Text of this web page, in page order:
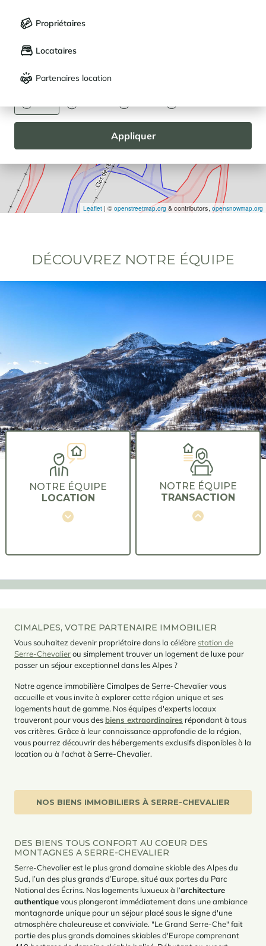
Français
DEVISE
Appliquer
Propriétaires
Locataires
Partenaires location
Leaflet | © openstreetmap.org & contributors, opensnowmap.org
DÉCOUVREZ NOTRE ÉQUIPE
NOTRE ÉQUIPE
LOCATION
NOTRE ÉQUIPE
TRANSACTION
CIMALPES, VOTRE PARTENAIRE IMMOBILIER
Vous souhaitez devenir propriétaire dans la célébre station de
Serre-Chevalierou simplement trouver un logement de luxe pour
passer un séjour exceptionnel dans les Alpes ?
Notre agence immobilière Cimalpes de Serre-Chevalier vous
accueille et vous invite à explorer cette région unique et ses
logements haut de gamme. Nos équipes d'experts locaux
trouveront pour vous des biens extraordinaires répondant à tous
vos critères. Grâce à leur connaissance approfondie de la région,
vous pourrez découvrir des hébergements exclusifs disponibles à la
location ou à l'achat à Serre-Chevalier.
NOS BIENS IMMOBILIERS À SERRE-CHEVALIER
DES BIENS TOUS CONFORT AU COEUR DES
MONTAGNES A SERRE-CHEVALIER
Serre-Chevalier est le plus grand domaine skiable des Alpes du
Sud, l’un des plus grands d’Europe, situé aux portes du Parc
National des Écrins. Nos logements luxueux à l’architecture
authentiquevous plongeront immédiatement dans une ambiance
montagnarde unique pour un séjour placé sous le signe d'une
atmosphère chaleureuse et conviviale. "Le Grand Serre-Che" fait
partie des plus grands domaines skiables d'Europe comprenant